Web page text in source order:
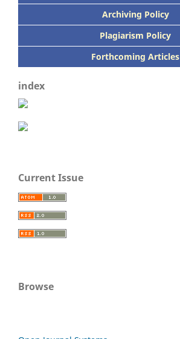
Archiving Policy
Plagiarism Policy
Forthcoming Articles
index
Current Issue
Browse